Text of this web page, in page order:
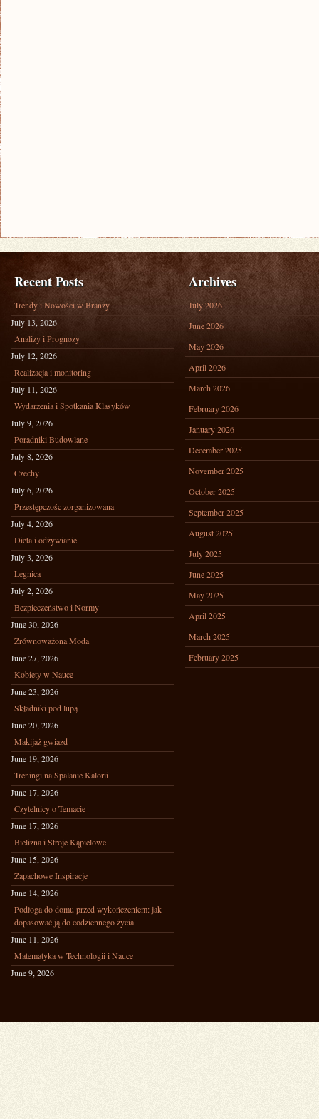
Recent Posts
Trendy i Nowości w Branży
July 13, 2026
Analizy i Prognozy
July 12, 2026
Realizacja i monitoring
July 11, 2026
Wydarzenia i Spotkania Klasyków
July 9, 2026
Poradniki Budowlane
July 8, 2026
Czechy
July 6, 2026
Przestępczośc zorganizowana
July 4, 2026
Dieta i odżywianie
July 3, 2026
Legnica
July 2, 2026
Bezpieczeństwo i Normy
June 30, 2026
Zrównoważona Moda
June 27, 2026
Kobiety w Nauce
June 23, 2026
Składniki pod lupą
June 20, 2026
Makijaż gwiazd
June 19, 2026
Treningi na Spalanie Kalorii
June 17, 2026
Czytelnicy o Temacie
June 17, 2026
Bielizna i Stroje Kąpielowe
June 15, 2026
Zapachowe Inspiracje
June 14, 2026
Podłoga do domu przed wykończeniem: jak
dopasować ją do codziennego życia
June 11, 2026
Matematyka w Technologii i Nauce
June 9, 2026
Archives
July 2026
June 2026
May 2026
April 2026
March 2026
February 2026
January 2026
December 2025
November 2025
October 2025
September 2025
August 2025
July 2025
June 2025
May 2025
April 2025
March 2025
February 2025